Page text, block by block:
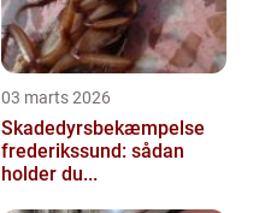
03 marts 2026
Skadedyrsbekæmpelse
frederikssund: sådan
holder du...